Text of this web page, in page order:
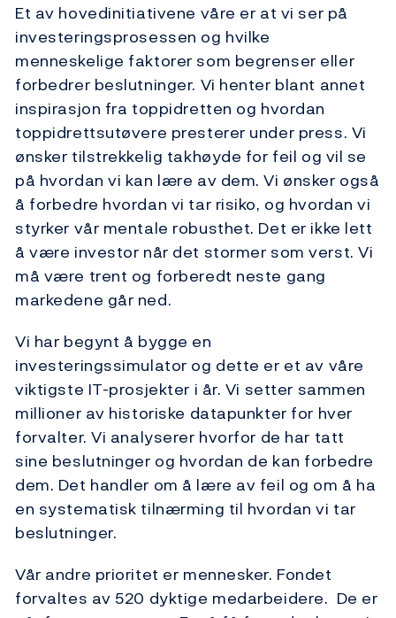
Et av hovedinitiativene våre er at vi ser på
investeringsprosessen og hvilke
menneskelige faktorer som begrenser eller
forbedrer beslutninger. Vi henter blant annet
inspirasjon fra toppidretten og hvordan
toppidrettsutøvere presterer under press. Vi
ønsker tilstrekkelig takhøyde for feil og vil se
på hvordan vi kan lære av dem. Vi ønsker også
å forbedre hvordan vi tar risiko, og hvordan vi
styrker vår mentale robusthet. Det er ikke lett
å være investor når det stormer som verst. Vi
må være trent og forberedt neste gang
markedene går ned.
Vi har begynt å bygge en
investeringssimulator og dette er et av våre
viktigste IT-prosjekter i år. Vi setter sammen
millioner av historiske datapunkter for hver
forvalter. Vi analyserer hvorfor de har tatt
sine beslutninger og hvordan de kan forbedre
dem. Det handler om å lære av feil og om å ha
en systematisk tilnærming til hvordan vi tar
beslutninger.
Vår andre prioritet er mennesker. Fondet
forvaltes av 520 dyktige medarbeidere. De er